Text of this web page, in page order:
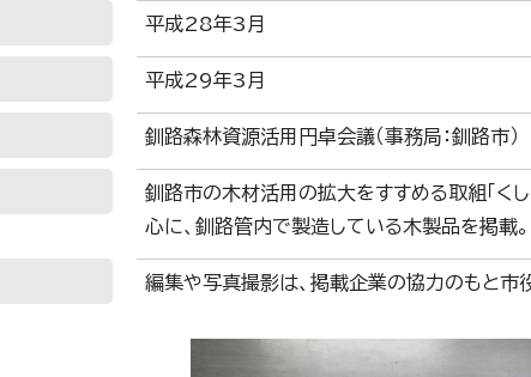
平成28年3月
平成29年3月
釧路森林資源活用円卓会議（事務局：釧路市）
釧路市の木材活用の拡大をすすめる取組「く
心に、釧路管内で製造している木製品を掲載。
編集や写真撮影は、掲載企業の協力のもと市